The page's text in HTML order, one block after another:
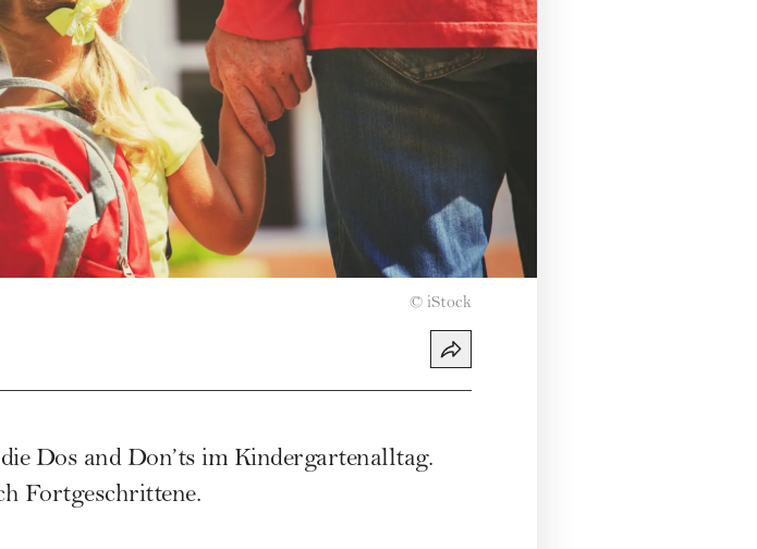
© iStock
Dos and Don’ts im Kindergartenalltag.
Fortgeschrittene.